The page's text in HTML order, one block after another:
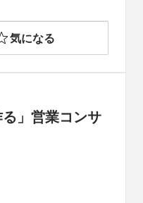
気になる
」営業コンサ